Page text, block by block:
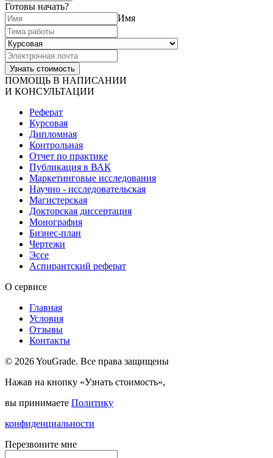
Готовы начать?
Имя
ПОМОЩЬ В НАПИСАНИИ
И КОНСУЛЬТАЦИИ
Реферат
Курсовая
Дипломная
Контрольная
Отчет по практике
Публикация в ВАК
Маркетинговые исследования
Научно - исследовательская
Магистерская
Докторская диссертация
Монография
Бизнес-план
Чертежи
Эссе
Аспирантский реферат
О сервисе
Главная
Условия
Отзывы
Контакты
© 2026 YouGrade. Все права защищены
Нажав на кнопку «Узнать стоимость»,
вы принимаете Политику
конфиденциальности
Перезвоните мне